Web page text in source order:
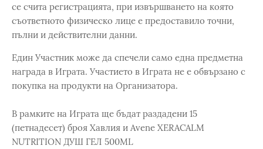
се счита регистрацията, при извършването на която
съответното физическо лице е предоставило точни,
пълни и действителни данни.
Eдин Участник може да спечели само една предметна
награда в Играта. Участието в Играта не е обвързано с
покупка на продукти на Организатора.
В рамките на Играта ще бъдат раздадени 15
(петнадесет) броя Хавлия и Avene XERACALM
NUTRITION ДУШ ГЕЛ 500ML